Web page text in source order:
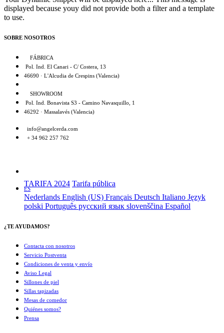
displayed because youy did not provide both a filter and a template
to use.
SOBRE NOSOTROS
FÁBRICA
Pol. Ind. El Canari - C/ Costera, 13
46690 · L'Alcudia de Crespins (Valencia)
SHOWROOM
Pol. Ind. Bonavista S3 - Camino Navasquillo, 1
46292 · Massalavés (Valencia)
info@angelcerda.com
+ 34 962 257 762
TARIFA 2024 Tarifa pública
ES
Nederlands English (US) Français Deutsch Italiano Język
polski Português русский язык slovenščina Español
¿TE AYUDAMOS?
Contacta con nosotros
Servicio Postventa
Condiciones de venta y envío
Aviso Legal
Sillones de piel
Sillas tapizadas
Mesas de comedor
Quiénes somos?
Prensa